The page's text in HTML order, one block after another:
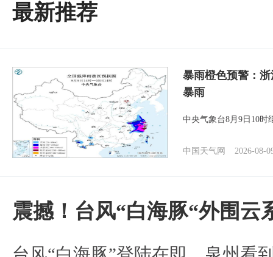
最新推荐
暴雨橙色预警：
暴雨
中央气象台8月9日10时
中国天气网 2026-08-
震撼！台风“白海豚“外围云